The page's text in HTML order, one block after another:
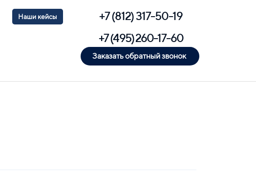
Наши кейсы
+7 (812) 317-50-19
+7 (495) 260-17-60
Заказать обратный звонок